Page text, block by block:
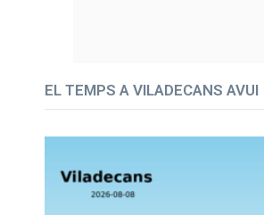
EL TEMPS A VILADECANS AVUI